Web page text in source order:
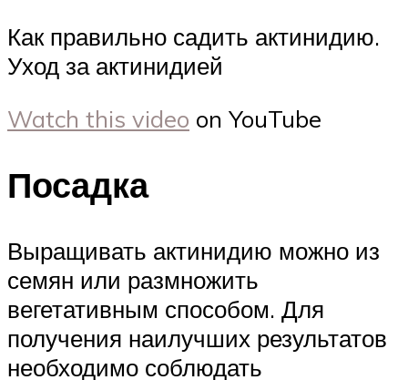
Как правильно садить актинидию.
Уход за актинидией
Watch this video on YouTube
Посадка
Выращивать актинидию можно из
семян или размножить
вегетативным способом. Для
получения наилучших результатов
необходимо соблюдать